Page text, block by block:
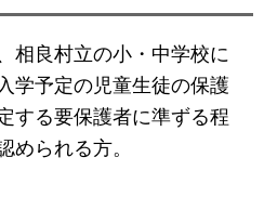
相良村立の小・中学校に
学予定の児童生徒の保護
する要保護者に準ずる程
められる方。